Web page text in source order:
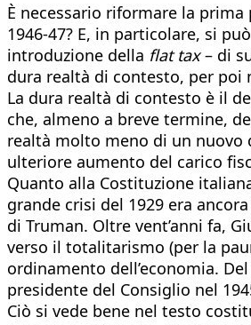
È necessario riformare la
1946-47? E, in particolare, si
introduzione della flat tax– di
dura realtà di contesto, per poi
La dura realtà di contesto è il
che, almeno a breve termine,
realtà molto meno di un
ulteriore aumento del carico
Quanto alla Costituzione
grande crisi del 1929 era
di Truman. Oltre vent’anni fa,
verso il totalitarismo (per la
ordinamento dell’economia.
presidente del Consiglio nel
Ciò si vede bene nel testo